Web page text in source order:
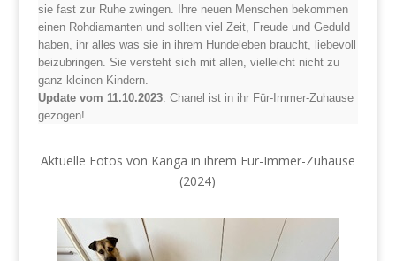
sie fast zur Ruhe zwingen. Ihre neuen Menschen bekommen
einen Rohdiamanten und sollten viel Zeit, Freude und Geduld
haben, ihr alles was sie in ihrem Hundeleben braucht, liebevoll
beizubringen. Sie versteht sich mit allen, vielleicht nicht zu
ganz kleinen Kindern.
Update vom 11.10.2023: Chanel ist in ihr Für-Immer-Zuhause
gezogen!
Aktuelle Fotos von Kanga in ihrem Für-Immer-Zuhause
(2024)